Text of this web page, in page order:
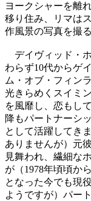
ヨークシャーを離
移り住み、リマは
作風景の写真を撮
デイヴィッド・
わらず10代からゲ
ム・オブ・フィン
光きらめくスイミ
を風靡し、恋もし
降もパートナーシ
として活躍してき
ありませんが）元
見舞われ、繊細な
が（1978年頃頃か
となった今でも現
ようですが）パー